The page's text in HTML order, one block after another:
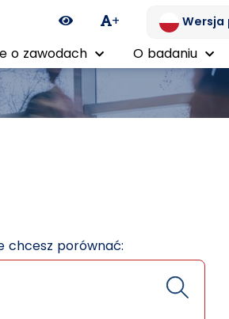
Ikona zmiany kontrastu
+ Wersja
o zawodach O badaniu
chcesz porównać: